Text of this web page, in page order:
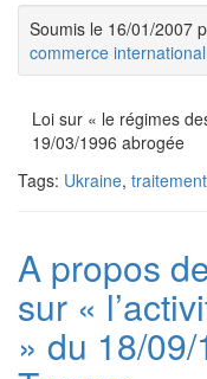
Soumis le 16/01/2007
commerce
Loi sur « le régimes
19/03/1996 abrogée
Tags: Ukraine, traitement
A propos
sur «
» du 18/